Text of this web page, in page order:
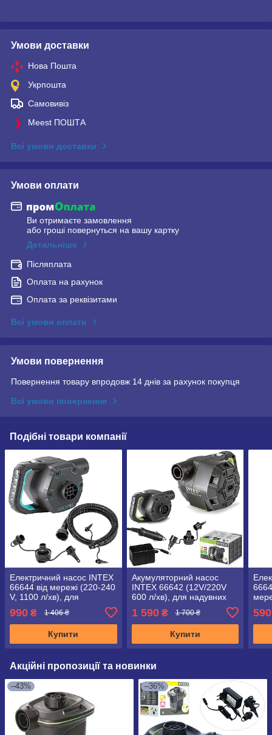
Умови доставки
Нова Пошта
Укрпошта
Самовивіз
Meest ПОШТА
Всі умови доставки
Умови оплати
Ви отримаєте замовлення
або гроші повернуться на вашу картку
Детальніше
Післяплата
Оплата на рахунок
Оплата за реквізитами
Всі умови оплати
Умови повернення
Повернення товару впродовж 14 днів за рахунок покупця
Всі умови повернення
Подібні товари компанії
Електричний насос INTEX
66644 від мережі (220-240
V, 1100 л/хв), для
або Bestway
990 ₴ 1 406 ₴
Купити
Акумуляторний насос
INTEX 66642 (12V/220V
600 л/хв), для надувних
1 590₴ 1 700 ₴
Купити
590
Акційні пропозиції та новинки
–43% –36%